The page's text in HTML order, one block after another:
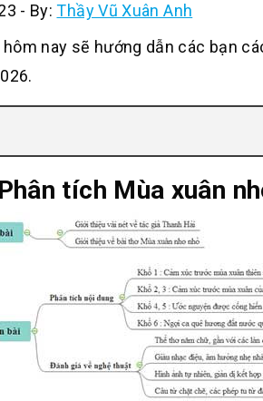
- By:Thầy Vũ Xuân Anh
nay sẽ hướng dẫn các bạn
tích Mùa xuân